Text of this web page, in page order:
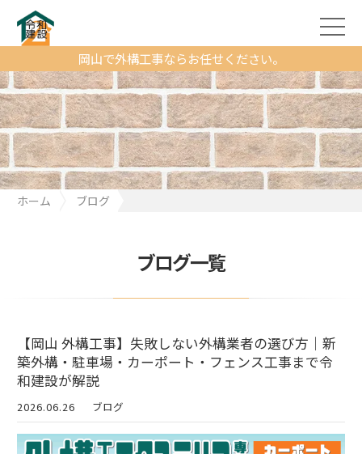
岡山で外構工事ならお任せください。
ホーム
ブログ
ブログ一覧
【岡山 外構工事】失敗しない外構業者の選び方｜新
築外構・駐車場・カーポート・フェンス工事まで令
和建設が解説
2026.06.26 ブログ